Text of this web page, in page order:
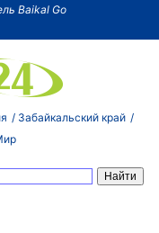
Baikal Go
Забайкальский край